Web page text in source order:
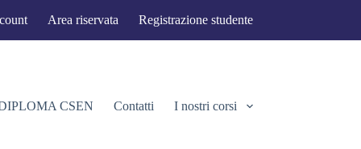
Area riservata Registrazione studente
CSEN Contatti I nostri corsi